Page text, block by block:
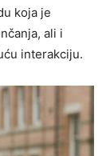
koja je
ali i
interakciju.